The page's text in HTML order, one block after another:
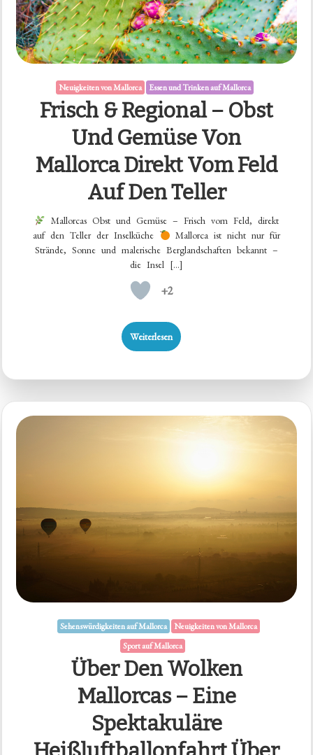
Neuigkeiten von Mallorca Essen und Trinken auf Mallorca
Frisch & Regional – Obst
Und Gemüse Von
Mallorca Direkt Vom Feld
Auf Den Teller
Mallorcas Obst und Gemüse – Frisch vom Feld, direkt
auf den Teller der Inselküche
Mallorca ist nicht nur für
Strände, Sonne und malerische Berglandschaften bekannt –
die Insel […]
+2
Weiterlesen
Sehenswürdigkeiten auf Mallorca
Neuigkeiten von Mallorca
Sport auf Mallorca
Über Den Wolken
Mallorcas – Eine
Spektakuläre